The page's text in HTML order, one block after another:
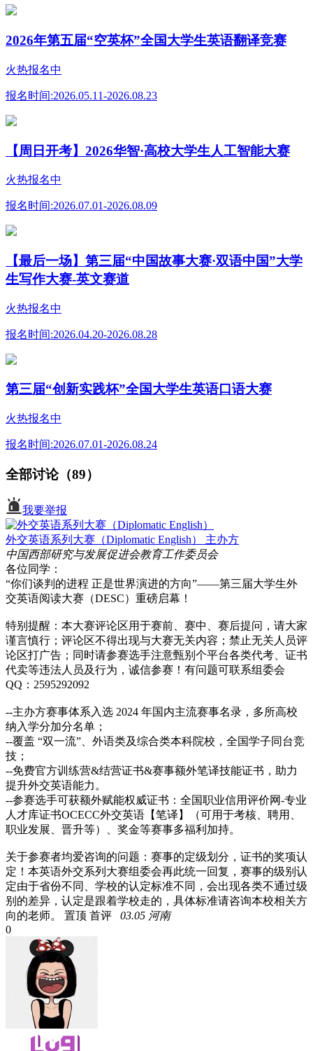
2026年第五届“空英杯”全国大学生英语翻译竞赛
火热报名中
报名时间:2026.05.11-2026.08.23
【周日开考】2026华智·高校大学生人工智能大赛
火热报名中
报名时间:2026.07.01-2026.08.09
【最后一场】第三届“中国故事大赛·双语中国”大学
生写作大赛-英文赛道
火热报名中
报名时间:2026.04.20-2026.08.28
第三届“创新实践杯”全国大学生英语口语大赛
火热报名中
报名时间:2026.07.01-2026.08.24
全部讨论（89）
我要举报
外交英语系列大赛（Diplomatic English）
主办方
中国西部研究与发展促进会教育工作委员会
各位同学：
“你们谈判的进程 正是世界演进的方向”——第三届大学生外
交英语阅读大赛（DESC）重磅启幕！
特别提醒：本大赛评论区用于赛前、赛中、赛后提问，请大家
谨言慎行；评论区不得出现与大赛无关内容；禁止无关人员评
论区打广告；同时请参赛选手注意甄别个平台各类代考、证书
代卖等违法人员及行为，诚信参赛！有问题可联系组委会
QQ：2595292092
--主办方赛事体系入选 2024 年国内主流赛事名录，多所高校
纳入学分加分名单；
--覆盖 “双一流”、外语类及综合类本科院校，全国学子同台竞
技；
--免费官方训练营&结营证书&赛事额外笔译技能证书，助力
提升外交英语能力。
--参赛选手可获额外赋能权威证书：全国职业信用评价网-专业
人才库证书OCECC外交英语【笔译】（可用于考核、聘用、
职业发展、晋升等）、奖金等赛事多福利加持。
关于参赛者均爱咨询的问题：赛事的定级划分，证书的奖项认
定！本英语外交系列大赛组委会再此统一回复，赛事的级别认
定由于省份不同、学校的认定标准不同，会出现各类不通过级
别的差异，认定是跟着学校走的，具体标准请咨询本校相关方
向的老师。 置顶 首评
03.05 河南
0